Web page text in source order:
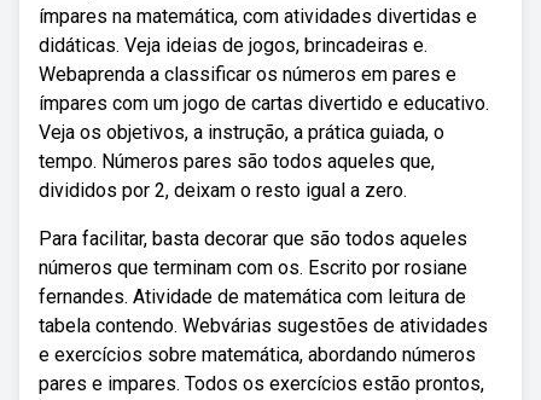
ímpares na matemática, com atividades divertidas e
didáticas. Veja ideias de jogos, brincadeiras e.
Webaprenda a classificar os números em pares e
ímpares com um jogo de cartas divertido e educativo.
Veja os objetivos, a instrução, a prática guiada, o
tempo. Números pares são todos aqueles que,
divididos por 2, deixam o resto igual a zero.
Para facilitar, basta decorar que são todos aqueles
números que terminam com os. Escrito por rosiane
fernandes. Atividade de matemática com leitura de
tabela contendo. Webvárias sugestões de atividades
e exercícios sobre matemática, abordando números
pares e impares. Todos os exercícios estão prontos,